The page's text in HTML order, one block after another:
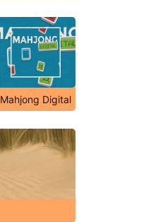
Mahjong Digital